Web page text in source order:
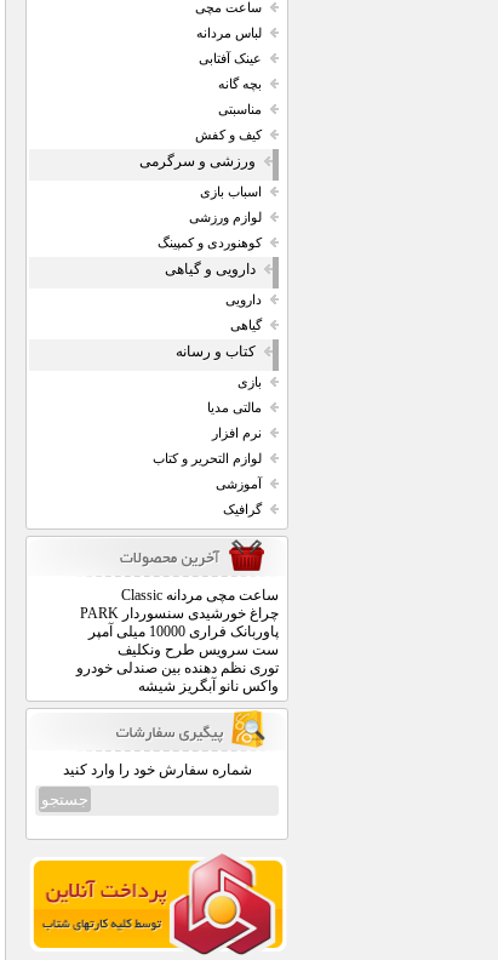
ساعت مچی
لباس مردانه
عینک آفتابی
بچه گانه
مناسبتی
کیف و کفش
ورزشی و سرگرمی
اسباب بازی
لوازم ورزشی
کوهنوردی و کمپینگ
دارویی و گیاهی
دارویی
گیاهی
کتاب و رسانه
بازی
مالتی مدیا
نرم افزار
لوازم التحریر و کتاب
آموزشی
گرافیک
ساعت مچی مردانه Classic
چراغ خورشیدی سنسوردار PARK
پاوربانک فراری 10000 میلی آمپر
ست سرویس طرح ونکلیف
توری نظم دهنده بین صندلی خودرو
واکس نانو آبگریز شیشه
شماره سفارش خود را وارد کنید